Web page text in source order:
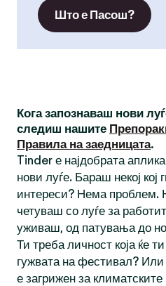
Што е Пасош?
Кога запознаваш нови
следиш нашите
Правила на заедницата.
Tinder е најдобрата
нови луѓе. Бараш некој кој
интереси? Нема
четуваш со луѓе за
уживаш, од патувања до
Ти треба личност која ќе
гужвата на фестивал? Или
е загрижен за